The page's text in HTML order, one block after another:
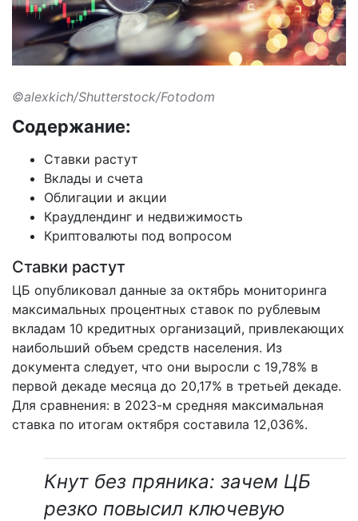
©alexkich/Shutterstock/Fotodom
Содержание:
Ставки растут
Вклады и счета
Облигации и акции
Краудлендинг и недвижимость
Криптовалюты под вопросом
Ставки растут
ЦБ опубликовал данные за октябрь мониторинга
максимальных процентных ставок по рублевым
вкладам 10 кредитных организаций, привлекающих
наибольший объем средств населения. Из
документа следует, что они выросли с 19,78% в
первой декаде месяца до 20,17% в третьей декаде.
Для сравнения: в 2023-м средняя максимальная
ставка по итогам октября составила 12,036%.
Кнут без пряника: зачем ЦБ
резко повысил ключевую